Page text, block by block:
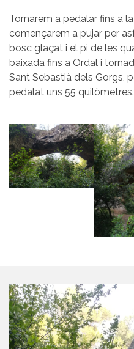
Tornarem a pedalar fins a
començarem a pujar per
bosc glaçat i el pi de les
baixada fins a Ordal i
Sant Sebastià dels Gorgs,
pedalat uns 55 quilòmetres.